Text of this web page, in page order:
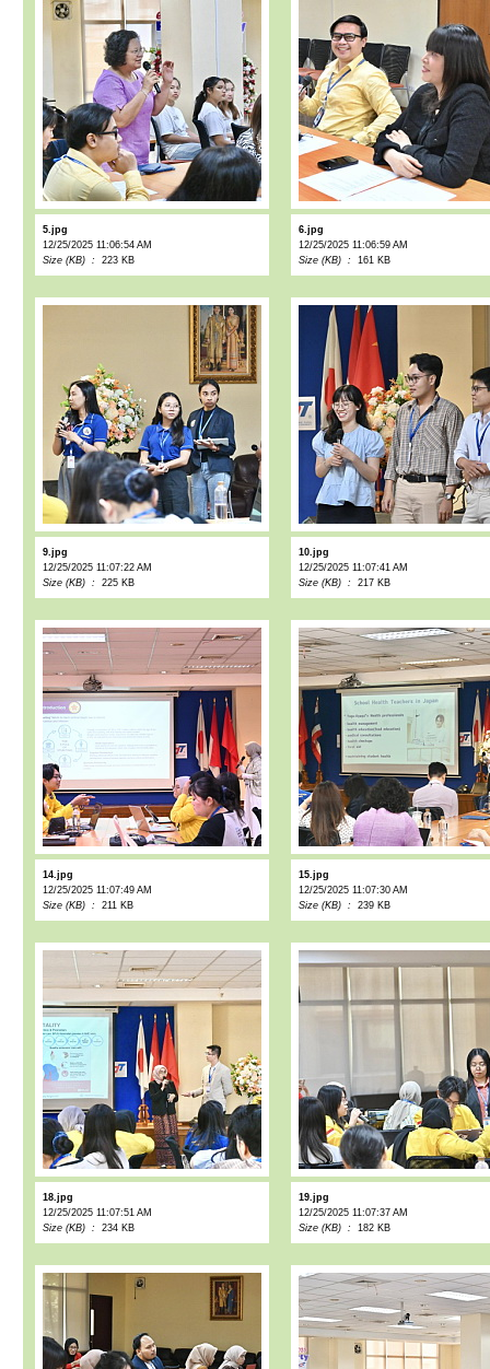
5.jpg
12/25/2025 11:06:54 AM
Size (KB) : 223 KB
6.jpg
12/25/2025 11:06:59 AM
Size (KB) : 161 KB
9.jpg
12/25/2025 11:07:22 AM
Size (KB) : 225 KB
10.jpg
12/25/2025 11:07:41 AM
Size (KB) : 217 KB
14.jpg
12/25/2025 11:07:49 AM
Size (KB) : 211 KB
15.jpg
12/25/2025 11:07:30 AM
Size (KB) : 239 KB
18.jpg
12/25/2025 11:07:51 AM
Size (KB) : 234 KB
19.jpg
12/25/2025 11:07:37 AM
Size (KB) : 182 KB